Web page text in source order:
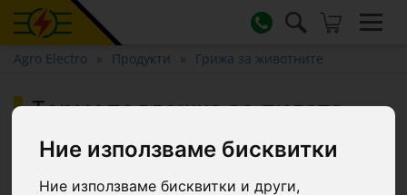
Ние използваме бисквитки
Ние използваме бисквитки и други,
Agro Electro Продукти Грижа за животните
Термоподложка за пилета,
CosyHeat, 30 × 30 см